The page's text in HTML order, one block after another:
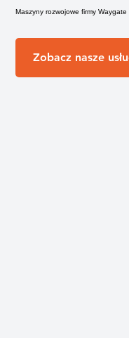
Maszyny rozwojowe firmy
Zobacz nasze